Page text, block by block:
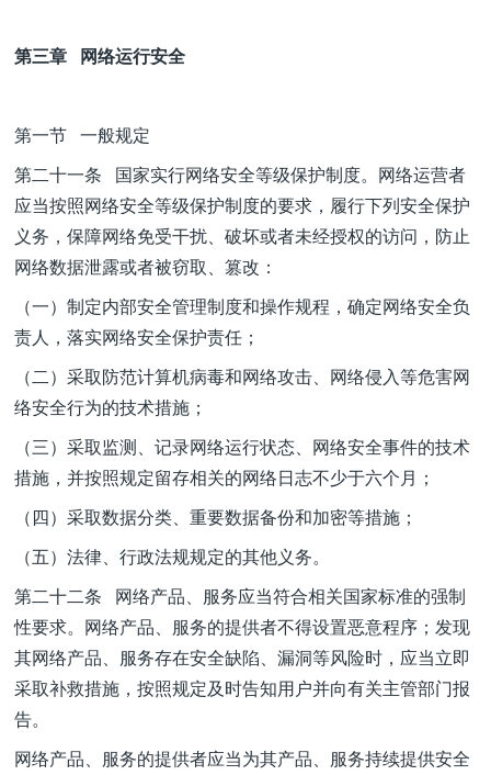
第三章 网络运行安全
第一节 一般规定
第二十一条 国家实行网络安全等级保护制度。网络运营者
应当按照网络安全等级保护制度的要求，履行下列安全保护
义务，保障网络免受干扰、破坏或者未经授权的访问，防止
网络数据泄露或者被窃取、篡改：
（一）制定内部安全管理制度和操作规程，确定网络安全负
责人，落实网络安全保护责任；
（二）采取防范计算机病毒和网络攻击、网络侵入等危害网
络安全行为的技术措施；
（三）采取监测、记录网络运行状态、网络安全事件的技术
措施，并按照规定留存相关的网络日志不少于六个月；
（四）采取数据分类、重要数据备份和加密等措施；
（五）法律、行政法规规定的其他义务。
第二十二条 网络产品、服务应当符合相关国家标准的强制
性要求。网络产品、服务的提供者不得设置恶意程序；发现
其网络产品、服务存在安全缺陷、漏洞等风险时，应当立即
采取补救措施，按照规定及时告知用户并向有关主管部门报
告。
网络产品、服务的提供者应当为其产品、服务持续提供安全